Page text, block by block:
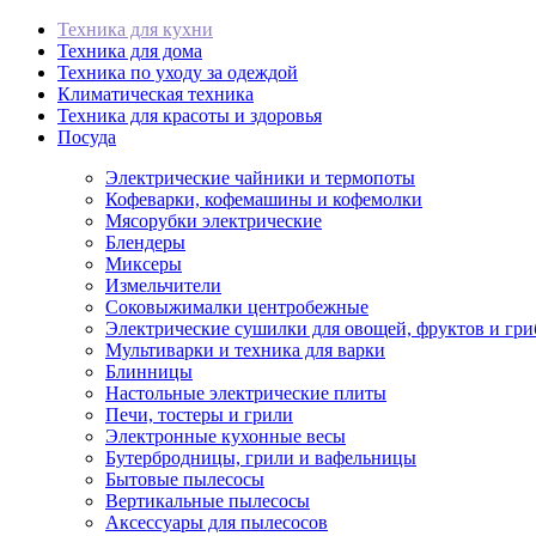
Техника для кухни
Техника для дома
Техника по уходу за одеждой
Климатическая техника
Техника для красоты и здоровья
Посуда
Электрические чайники и термопоты
Кофеварки, кофемашины и кофемолки
Мясорубки электрические
Блендеры
Миксеры
Измельчители
Соковыжималки центробежные
Электрические сушилки для овощей, фруктов и
Мультиварки и техника для варки
Блинницы
Настольные электрические плиты
Печи, тостеры и грили
Электронные кухонные весы
Бутербродницы, грили и вафельницы
Бытовые пылесосы
Вертикальные пылесосы
Аксессуары для пылесосов